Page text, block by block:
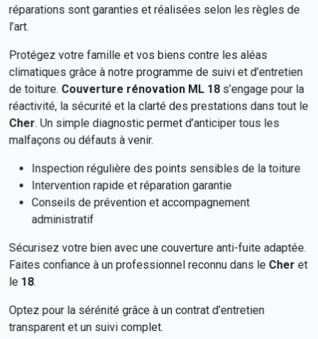
réparations sont garanties et réalisées selon les règles de
l’art.
Protégez votre famille et vos biens contre les aléas
climatiques grâce à notre programme de suivi et d’entretien
de toiture. Couverture rénovation ML 18 s’engage pour la
réactivité, la sécurité et la clarté des prestations dans tout le
Cher. Un simple diagnostic permet d’anticiper tous les
malfaçons ou défauts à venir.
Inspection régulière des points sensibles de la toiture
Intervention rapide et réparation garantie
Conseils de prévention et accompagnement
administratif
Sécurisez votre bien avec une couverture anti-fuite adaptée.
Faites confiance à un professionnel reconnu dans le Cher et
le 18.
Optez pour la sérénité grâce à un contrat d’entretien
transparent et un suivi complet.